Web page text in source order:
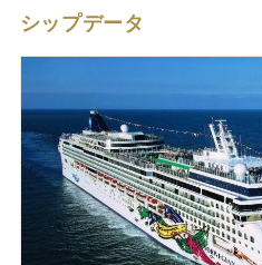
シップデータ